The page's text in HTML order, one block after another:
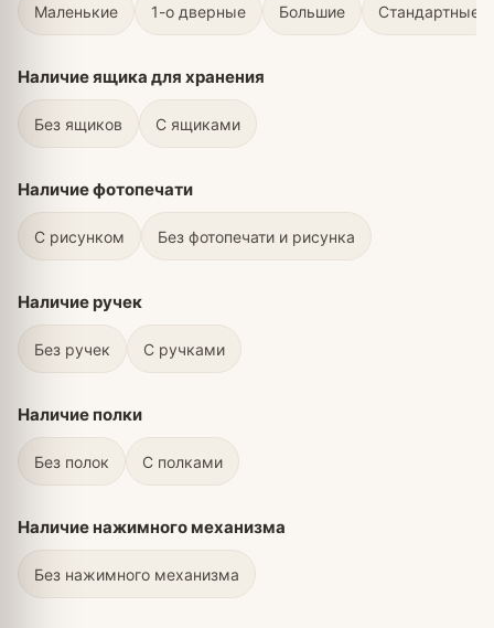
Маленькие 1-о дверные Большие Стандартные
Наличие ящика для хранения
Без ящиков С ящиками
Наличие фотопечати
С рисунком Без фотопечати и рисунка
Наличие ручек
Без ручек С ручками
Наличие полки
Без полок С полками
Наличие нажимного механизма
Без нажимного механизма